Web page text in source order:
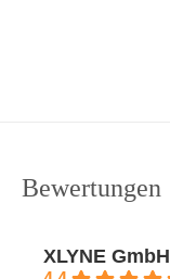
Bewertungen
XLYNE GmbH